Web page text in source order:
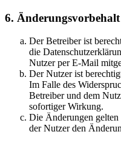
6. Änderungsvorbehalt
Der Betreiber ist
die
Nutzer per E-Mail
Der Nutzer ist
Im Falle des
Betreiber und dem
sofortiger Wirkung.
Die Änderungen
der Nutzer den